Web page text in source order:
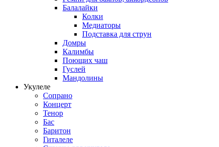
Балалайки
Колки
Медиаторы
Подставка для струн
Домры
Калимбы
Поющих чаш
Гуслей
Мандолины
Укулеле
Сопрано
Концерт
Тенор
Бас
Баритон
Гиталеле